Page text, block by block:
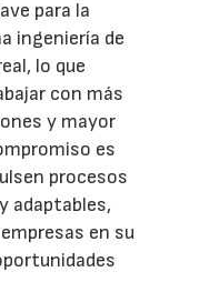
para la
ingeniería de
lo que
con más
y mayor
es
procesos
adaptables,
en su